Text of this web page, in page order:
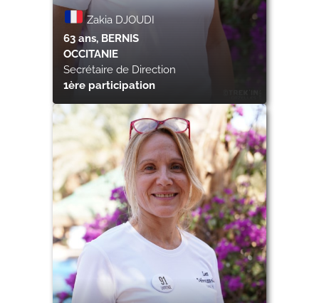
Zakia DJOUDI
63 ans, BERNIS
OCCITANIE
Secrétaire de Direction
1ère participation